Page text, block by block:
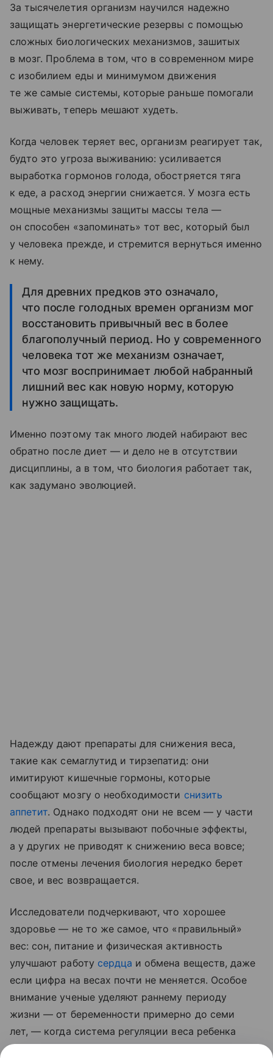
За тысячелетия организм научился надежно
защищать энергетические резервы с помощью
сложных биологических механизмов, зашитых
в мозг. Проблема в том, что в современном мире
с изобилием еды и минимумом движения
те же самые системы, которые раньше помогали
выживать, теперь мешают худеть.
Когда человек теряет вес, организм реагирует так,
будто это угроза выживанию: усиливается
выработка гормонов голода, обостряется тяга
к еде, а расход энергии снижается. У мозга есть
мощные механизмы защиты массы тела —
он способен «запоминать» тот вес, который был
у человека прежде, и стремится вернуться именно
к нему.
Для древних предков это означало,
что после голодных времен организм мог
восстановить привычный вес в более
благополучный период. Но у современного
человека тот же механизм означает,
что мозг воспринимает любой набранный
лишний вес как новую норму, которую
нужно защищать.
Именно поэтому так много людей набирают вес
обратно после диет — и дело не в отсутствии
дисциплины, а в том, что биология работает так,
как задумано эволюцией.
Надежду дают препараты для снижения веса,
такие как семаглутид и тирзепатид: они
имитируют кишечные гормоны, которые
сообщают мозгу о необходимости снизить
аппетит. Однако подходят они не всем — у части
людей препараты вызывают побочные эффекты,
а у других не приводят к снижению веса вовсе;
после отмены лечения биология нередко берет
свое, и вес возвращается.
Исследователи подчеркивают, что хорошее
здоровье — не то же самое, что «правильный»
вес: сон, питание и физическая активность
улучшают работу сердца и обмена веществ, даже
если цифра на весах почти не меняется. Особое
внимание ученые уделяют раннему периоду
жизни — от беременности примерно до семи
лет, — когда система регуляции веса ребенка
особенно пластична и формируется под влиянием